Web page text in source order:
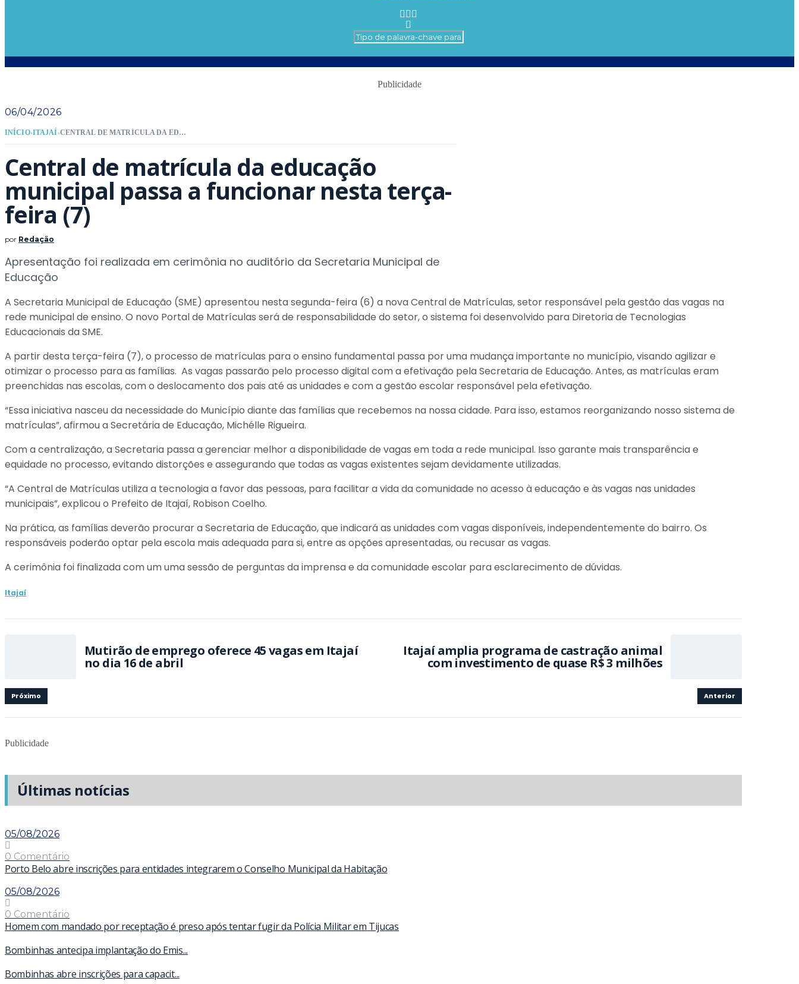
Publicidade
06/04/2026
INÍCIO›ITAJAÍ › CENTRAL DE MATRÍCULA DA EDUCAÇÃO MUNICIPAL PASSA A FUNCIONAR NESTA TERÇA-FEIRA (7)
Central de matrícula da educação
municipal passa a funcionar nesta terça-
feira (7)
por Redação
Apresentação foi realizada em cerimônia no auditório da Secretaria Municipal de
Educação
A Secretaria Municipal de Educação (SME) apresentou nesta segunda-feira (6) a nova Central de Matrículas, setor responsável pela gestão das vagas na
rede municipal de ensino. O novo Portal de Matrículas será de responsabilidade do setor, o sistema foi desenvolvido para Diretoria de Tecnologias
Educacionais da SME.
A partir desta terça-feira (7), o processo de matrículas para o ensino fundamental passa por uma mudança importante no município, visando agilizar e
otimizar o processo para as famílias. As vagas passarão pelo processo digital com a efetivação pela Secretaria de Educação. Antes, as matrículas eram
preenchidas nas escolas, com o deslocamento dos pais até as unidades e com a gestão escolar responsável pela efetivação.
“Essa iniciativa nasceu da necessidade do Município diante das famílias que recebemos na nossa cidade. Para isso, estamos reorganizando nosso sistema de
matrículas”, afirmou a Secretária de Educação, Michélle Rigueira.
Com a centralização, a Secretaria passa a gerenciar melhor a disponibilidade de vagas em toda a rede municipal. Isso garante mais transparência e
equidade no processo, evitando distorções e assegurando que todas as vagas existentes sejam devidamente utilizadas.
“A Central de Matrículas utiliza a tecnologia a favor das pessoas, para facilitar a vida da comunidade no acesso à educação e às vagas nas unidades
municipais”, explicou o Prefeito de Itajaí, Robison Coelho.
Na prática, as famílias deverão procurar a Secretaria de Educação, que indicará as unidades com vagas disponíveis, independentemente do bairro. Os
responsáveis poderão optar pela escola mais adequada para si, entre as opções apresentadas, ou recusar as vagas.
A cerimônia foi finalizada com um uma sessão de perguntas da imprensa e da comunidade escolar para esclarecimento de dúvidas.
Itajaí
Mutirão de emprego oferece 45 vagas em Itajaí
no dia 16 de abril
Próximo
Itajaí amplia programa de castração animal
com investimento de quase R$ 3 milhões
Anterior
Publicidade
Últimas notícias
05/08/2026
0 Comentário
Porto Belo abre inscrições para entidades integrarem o Conselho Municipal da Habitação
05/08/2026
0 Comentário
Homem com mandado por receptação é preso após tentar fugir da Polícia Militar em Tijucas
Bombinhas antecipa implantação do Emis...
Bombinhas abre inscrições para capacit...